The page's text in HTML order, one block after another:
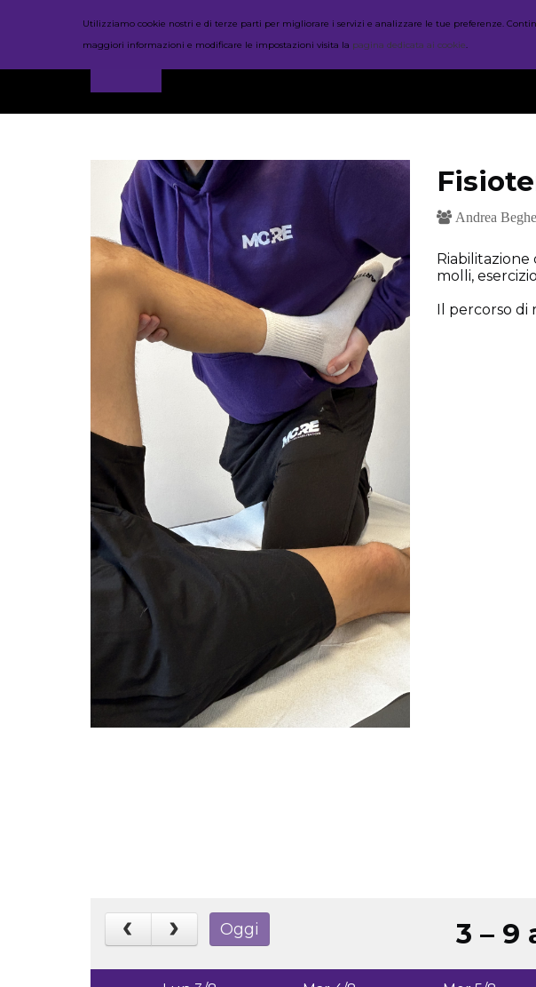
Andrea
molli,
Il percorso di
Oggi 3 – 9
Utilizziamo cookie nostri e di terze parti per migliorare i servizi e analizzare le tue preferenze.
maggiori informazioni e modificare le impostazioni visita la pagina dedicata ai cookie.